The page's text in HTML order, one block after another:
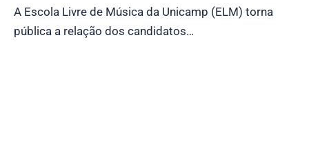
A Escola Livre de Música da Unicamp (ELM) torna
pública a relação dos candidatos…